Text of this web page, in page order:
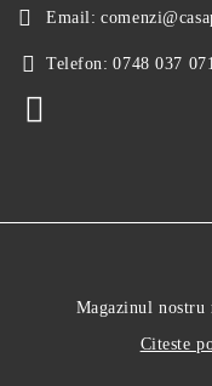
Email:
Telefon: 0748 037
Magazinul nostru
Citeste